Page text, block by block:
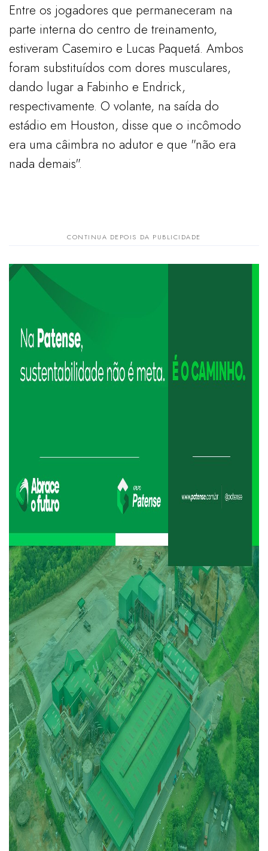
Entre os jogadores que permaneceram na
parte interna do centro de treinamento,
estiveram Casemiro e Lucas Paquetá. Ambos
foram substituídos com dores musculares,
dando lugar a Fabinho e Endrick,
respectivamente. O volante, na saída do
estádio em Houston, disse que o incômodo
era uma câimbra no adutor e que "não era
nada demais".